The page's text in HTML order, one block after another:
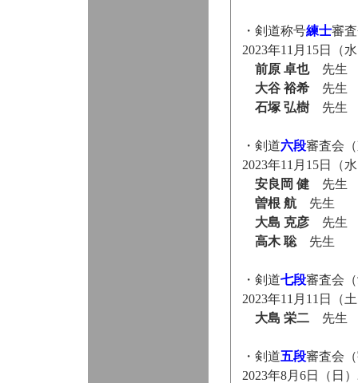
・剣道称号練士審
2023年11月15日（
前原 卓也先生
大谷 裕希先生
石塚 弘樹先生
・剣道六段審査会
2023年11月15日（
安良岡 健先生
曽根 航先生
大島 克彦先生
高木 聡先生
・剣道七段審査会
2023年11月11日（
大島 栄二先生
・剣道五段審査会
2023年8月6日（日